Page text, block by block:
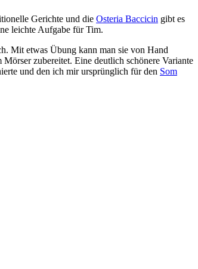
Gerichte und die Osteria Baccicin gibt es
leichte Aufgabe für Tim.
Mit etwas Übung kann man sie von Hand
zubereitet. Eine deutlich schönere Variante
und den ich mir ursprünglich für den Som